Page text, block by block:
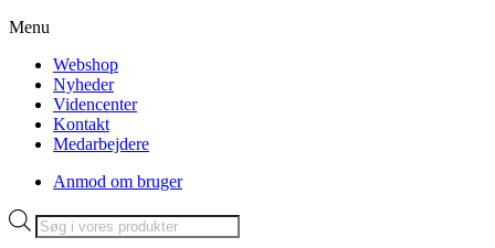
Menu
Webshop
Nyheder
Videncenter
Kontakt
Medarbejdere
Anmod om bruger
Products
search